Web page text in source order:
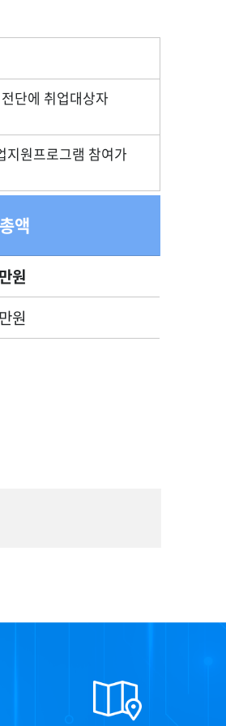
단에 취업대상자
지원프로그램 참여가
액
원
원